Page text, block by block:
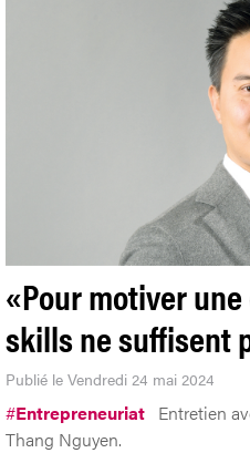
«Pour motiver
skills ne suffisent
Publié le Vendredi 24 mai 2024
#Entrepreneuriat Entretien
Thang Nguyen.